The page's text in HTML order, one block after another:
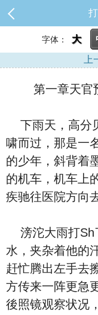
字体： 大
第一章天官
下雨天，高分
啸而过，那是一
的少年，斜背着
的机车，机车上
疾驰往医院方向
滂沱大雨打Sh
水，夹杂着他的
赶忙腾出左手去
方传来一阵更急
後照镜观察状况